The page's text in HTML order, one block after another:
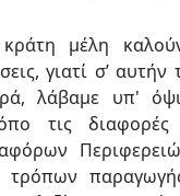
μέλη
γιατί σ’ αυτήν
λάβαμε υπ'
τις